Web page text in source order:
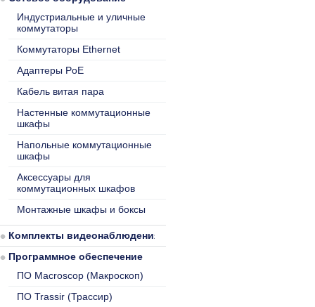
Индустриальные и уличные
коммутаторы
Коммутаторы Ethernet
Адаптеры PoE
Кабель витая пара
Настенные коммутационные
шкафы
Напольные коммутационные
шкафы
Аксессуары для
коммутационных шкафов
Монтажные шкафы и боксы
Комплекты видеонаблюдения
Программное обеспечение
ПО Macroscop (Макроскоп)
ПО Trassir (Трассир)